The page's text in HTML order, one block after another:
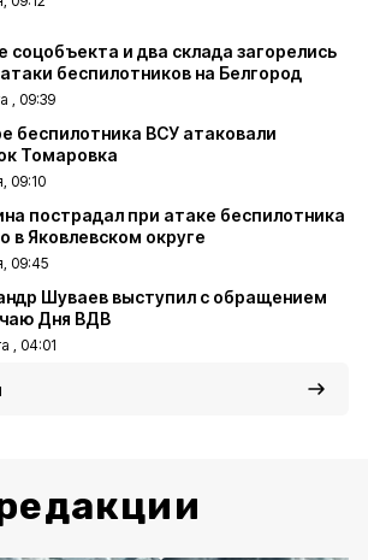
соцобъекта и два склада загорелись
беспилотников на Белгород
, 09:39
беспилотника ВСУ атаковали
Томаровка
09:10
пострадал при атаке беспилотника
в Яковлевском округе
09:45
Шуваев выступил с обращением
Дня ВДВ
, 04:01